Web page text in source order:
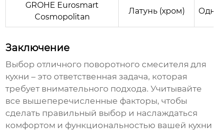
GROHE Eurosmart
Cosmopolitan
Латунь (хром)
Заключение
Выбор отличного поворотного смесителя для
кухни – это ответственная задача, которая
требует внимательного подхода. Учитывайте
все вышеперечисленные факторы, чтобы
сделать правильный выбор и наслаждаться
комфортом и функциональностью вашей кухни